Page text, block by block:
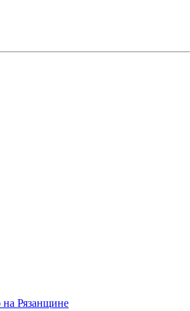
на Рязанщине